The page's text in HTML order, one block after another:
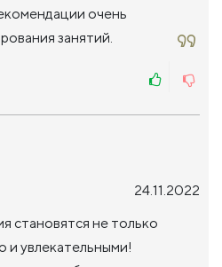
очень
занятий.
24.11.2022
становятся не только
и увлекательными!